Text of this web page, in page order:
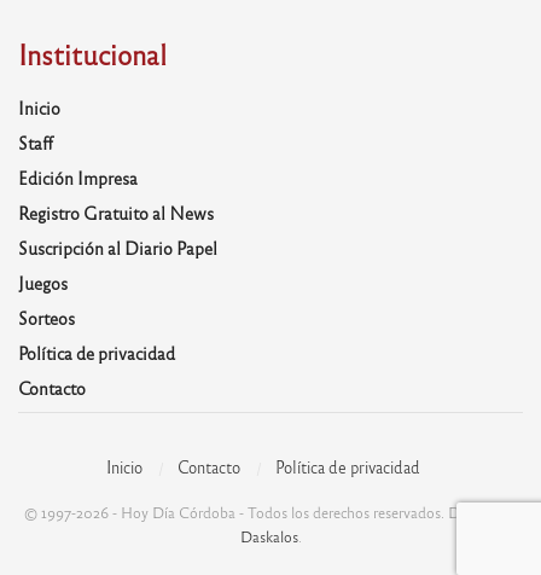
Institucional
Inicio
Staff
Edición Impresa
Registro Gratuito al News
Suscripción al Diario Papel
Juegos
Sorteos
Política de privacidad
Contacto
Inicio Contacto Política de privacidad
© 1997-2026 - Hoy Día Córdoba - Todos los derechos reservados. Desarrolla:
Daskalos.